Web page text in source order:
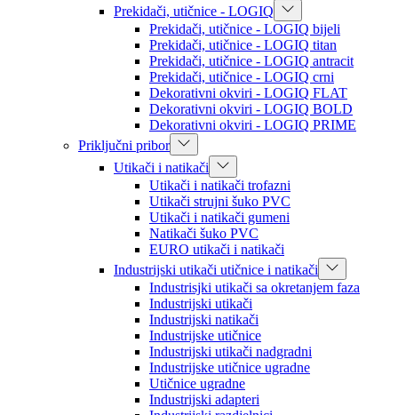
Prekidači, utičnice - LOGIQ
Prekidači, utičnice - LOGIQ bijeli
Prekidači, utičnice - LOGIQ titan
Prekidači, utičnice - LOGIQ antracit
Prekidači, utičnice - LOGIQ crni
Dekorativni okviri - LOGIQ FLAT
Dekorativni okviri - LOGIQ BOLD
Dekorativni okviri - LOGIQ PRIME
Priključni pribor
Utikači i natikači
Utikači i natikači trofazni
Utikači strujni šuko PVC
Utikači i natikači gumeni
Natikači šuko PVC
EURO utikači i natikači
Industrijski utikači utičnice i natikači
Industrisjki utikači sa okretanjem faza
Industrijski utikači
Industrijski natikači
Industrijske utičnice
Industrijski utikači nadgradni
Industrijske utičnice ugradne
Utičnice ugradne
Industrijski adapteri